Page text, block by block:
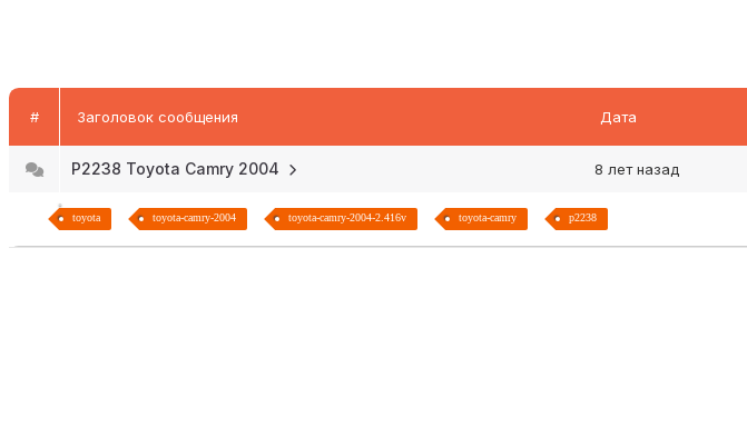
# Заголовок сообщения Дата
P2238 Toyota Camry 2004 8 лет назад
toyota toyota-camry-2004 toyota-camry-2004-2.416v toyota-camry p2238